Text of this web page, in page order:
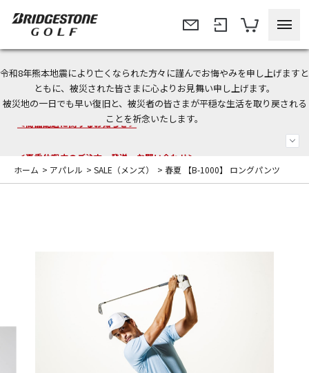
令和8年熊本地震により亡くなられた方々に謹んでお悔やみを申し上げますと
ともに、被災された皆さまに心よりお見舞い申し上げます。
被災地の一日でも早い復旧と、被災者の皆さまが平穏な生活を取り戻される
ことを祈念いたします。
今なら新規会員登録で1,000円OFFクーポンプレゼント！
＜商品配送に関するお知らせ＞
ホーム > アパレル > SALE（メンズ） > 春夏 【B-1000】 ロングパンツ